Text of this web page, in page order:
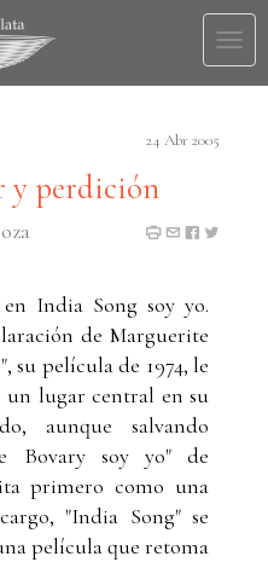
24 Abr 2005
y perdición
India Song soy yo.
de Marguerite
su película de 1974, le
lugar central en su
aunque salvando
Bovary soy yo" de
primero como una
"India Song" se
película que retoma